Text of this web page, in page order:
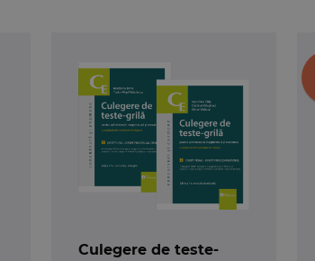
Culegere de teste-